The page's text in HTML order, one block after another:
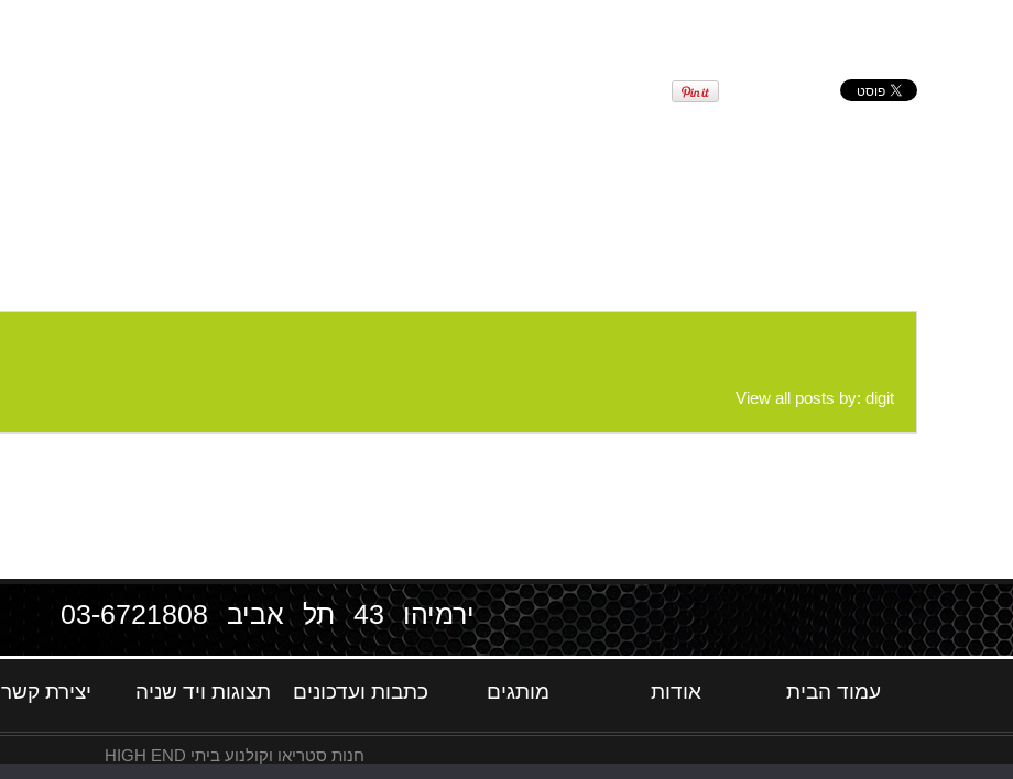
View all posts by: digit
ירמיהו 43 תל אביב 03-6721808
עמוד הבית אודות מותגים כתבות ועדכונים תצוגות ויד שניה יצירת קשר
חנות סטריאו וקולנוע ביתי HIGH END